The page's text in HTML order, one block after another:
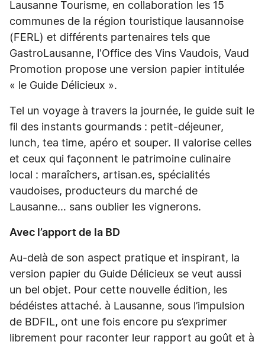
Lausanne Tourisme, en collaboration les 15
communes de la région touristique lausannoise
(FERL) et différents partenaires tels que
GastroLausanne, l'Office des Vins Vaudois, Vaud
Promotion propose une version papier intitulée
« le Guide Délicieux ».
Tel un voyage à travers la journée, le guide suit le
fil des instants gourmands : petit-déjeuner,
lunch, tea time, apéro et souper. Il valorise celles
et ceux qui façonnent le patrimoine culinaire
local : maraîchers, artisan.es, spécialités
vaudoises, producteurs du marché de
Lausanne… sans oublier les vignerons.
Avec l’apport de la BD
Au-delà de son aspect pratique et inspirant, la
version papier du Guide Délicieux se veut aussi
un bel objet. Pour cette nouvelle édition, les
bédéistes attaché. à Lausanne, sous l’impulsion
de BDFIL, ont une fois encore pu s’exprimer
librement pour raconter leur rapport au goût et à